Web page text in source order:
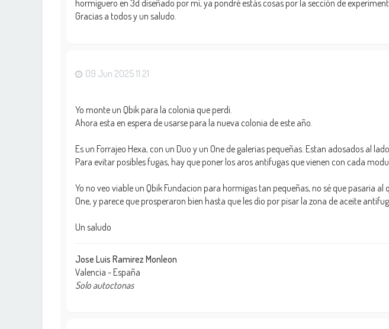
hormiguero en 3d diseñado por mí, ya pondré estás cosas por la sección de
Gracias a todos y un saludo.
09 Jun 2025 11:21
Yo monte un Qbik para la colonia que perdi.
Ahora esta en espera de usarse para la nueva colonia de este año.
Es un Forrajeo Hexa, con un Duo y un One de galerias pequeñas. Estan adosados al
Para evitar posibles fugas, hay que poner los aros antifugas que vienen con cada
Yo no veo viable un Qbik Fundacion para hormigas tan pequeñas, no sé que pasaria
One, y parece que prosperaron bien hasta que les dio por pisar la zona de aceite
Un saludo
Jose Luis Ramirez Monleon
Valencia - España
Solo autoctonas